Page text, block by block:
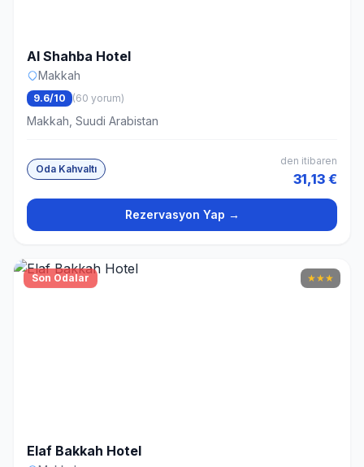
Al Shahba Hotel
Makkah
9.6/10 (60 yorum)
Makkah, Suudi Arabistan
Oda Kahvaltı
den itibaren
31,13 €
Rezervasyon Yap →
Son Odalar ★★★
Elaf Bakkah Hotel